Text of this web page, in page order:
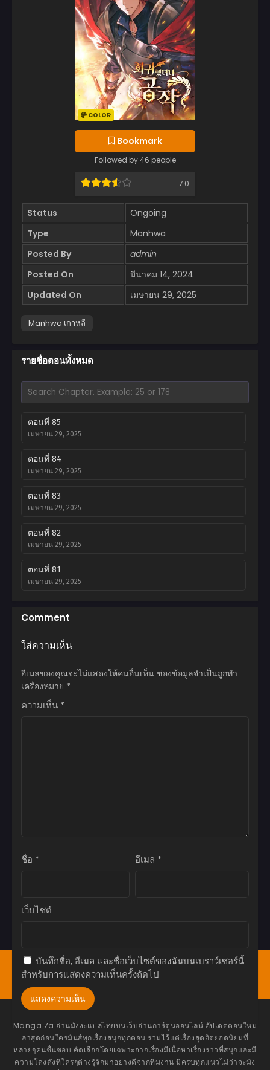
COLOR
Bookmark
Followed by 46 people
7.0
Status
Ongoing
Type
Manhwa
Posted By
admin
Posted On
มีนาคม 14, 2024
Updated On
เมษายน 29, 2025
Manhwa เกาหลี
รายชื่อตอนทั้งหมด
ตอนที่ 85
เมษายน 29, 2025
ตอนที่ 84
เมษายน 29, 2025
ตอนที่ 83
เมษายน 29, 2025
ตอนที่ 82
เมษายน 29, 2025
ตอนที่ 81
เมษายน 29, 2025
เมษายน 29, 2025
ตอนที่ 79
ตอนที่ 78
ตอนที่ 73
เมษายน 18, 2025
ตอนที่ 70
เมษายน 18, 2025
ตอนที่ 69
เมษายน 8, 2025
ตอนที่ 68
เมษายน 8, 2025
Comment
ใส่ความเห็น
อีเมลของคุณจะไม่แสดงให้คนอื่นเห็น ช่องข้อมูลจำเป็นถูกทำ
เครื่องหมาย *
ความเห็น *
ชื่อ * อีเมล *
เว็บไซต์
บันทึกชื่อ, อีเมล และชื่อเว็บไซต์ของฉันบนเบราว์เซอร์นี้
สำหรับการแสดงความเห็นครั้งถัดไป
หน้าแรก Bookmark มังงะ(ญี่ปุ่น)
มังฮวา(เกาหลี)
มังฮัว(จีน)
Manga Za อ่านมังงะแปลไทยบนเว็บอ่านการ์ตูนออนไลน์ อัปเดตตอนใหม่
ล่าสุดก่อนใครมันส์ทุกเรื่องสนุกทุกตอน รวมไว้แต่เรื่องสุดฮิตยอดนิยมที่
หลายๆคนชื่นชอบ คัดเลือกโดยเฉพาะจากเรื่องมีเนื้อหาเรื่องราวที่สนุกและมี
ความโด่งดังที่ใครๆต่างรุ้จักมาอย่างดีจากทีมงาน มีครบทุกแนวไม่ว่าจะมัง